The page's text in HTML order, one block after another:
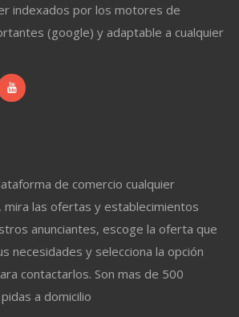
indexados por los motores de
(google) y adaptable a cualquier
de comercio cualquier
las ofertas y establecimientos
anunciantes, escoge la oferta que
necesidades y selecciona la opción
contactarlos. Son mas de 500
a domicilio